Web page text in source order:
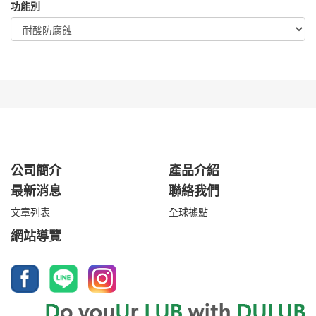
功能別
公司簡介
產品介紹
最新消息
文章列表
聯絡我們
全球據點
網站導覽